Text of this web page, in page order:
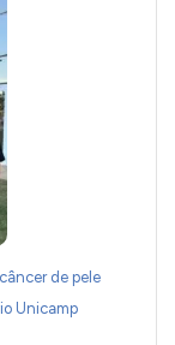
de pele
Unicamp